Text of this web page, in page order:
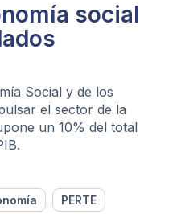
social
Social y de los
el sector de la
un 10% del total
PERTE